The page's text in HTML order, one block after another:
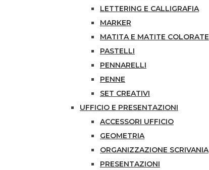
LETTERING E CALLIGRAFIA
MARKER
MATITA E MATITE COLORATE
PASTELLI
PENNARELLI
PENNE
SET CREATIVI
UFFICIO E PRESENTAZIONI
ACCESSORI UFFICIO
GEOMETRIA
ORGANIZZAZIONE SCRIVANIA
PRESENTAZIONI